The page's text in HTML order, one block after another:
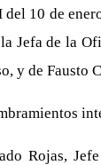
10 de
Jefa de la
y de
Rojas,